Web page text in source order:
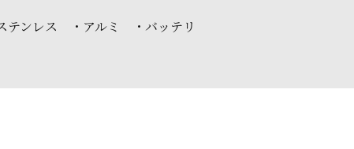
ンレス ・アルミ ・バッテリ